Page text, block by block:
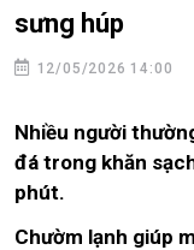
sưng húp
12/05/2026 14:00
Nhiều người
đá trong khăn
phút.
Chườm lạnh giúp